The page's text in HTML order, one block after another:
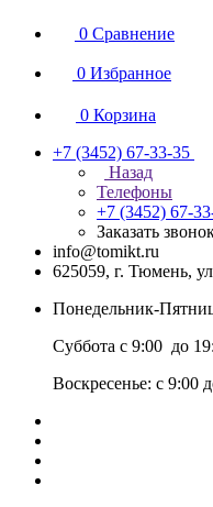
0 Сравнение
0 Избранное
0 Корзина
+7 (3452) 67-33-35
Назад
Телефоны
+7 (3452) 67-
Заказать
info@tomikt.ru
625059, г. Тюмень,
Понедельник-
Суббота с 9:00 до
Воскресенье: с 9:00